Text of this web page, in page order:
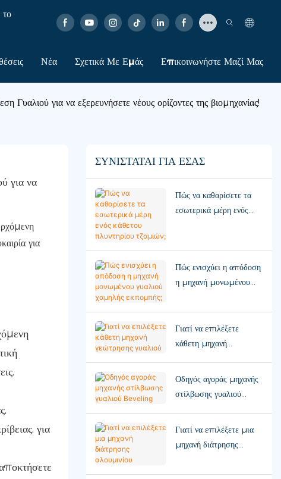
Νέα Σχετικά Με Εμάς Επικοινωνήστε Μαζί Μας
για να εξερευνήσετε νέους ορίζοντες της βιομηχανίας!
για να
για
για
ΣΥΝΙΣΤΆΤΑΙ ΓΙΑ ΕΣΆΣ
Πώς να καθαρίσετε τα
εσωτερικά μέρη ενός
Πώς ενισχύει η απόδοση
η μηχανή μονωμένου
εκπομπής;
Γιατί να επιλέξετε
κάθετη μηχανή
Οδηγός αγοράς μηχανής
στίλβωσης γυαλιού
Γιατί να επιλέξετε μια
μηχανή διάτρησης